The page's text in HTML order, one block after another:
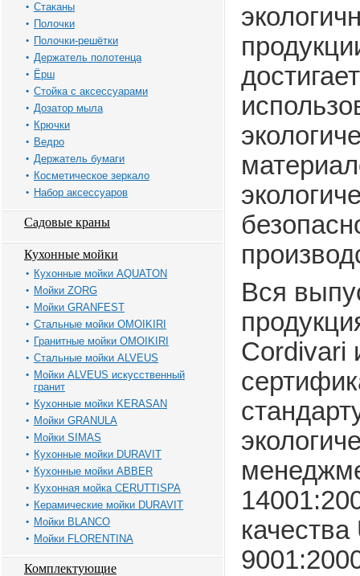
Стаканы
Полочки
Полочки-решётки
Держатель полотенца
Ёрш
Стойка с аксессуарами
Дозатор мыла
Крючки
Ведро
Держатель бумаги
Косметическое зеркало
Набор аксессуаров
Садовые краны
Кухонные мойки
Кухонные мойки AQUATON
Мойки ZORG
Мойки GRANFEST
Стальные мойки OMOIKIRI
Гранитные мойки OMOIKIRI
Стальные мойки ALVEUS
Мойки ALVEUS искусственный
гранит
Кухонные мойки KERASAN
Мойки GRANULA
Мойки SIMAS
Кухонные мойки DURAVIT
Кухонные мойки ABBER
Кухонная мойка CERUTTISPA
Керамические мойки DURAVIT
Мойки BLANCO
Мойки FLORENTINA
Комплектующие
Вся
Cordivari